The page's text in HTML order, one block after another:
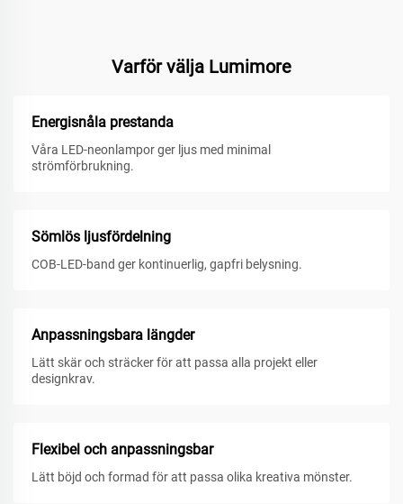
Varför välja Lumimore
Energisnåla prestanda
Våra LED-neonlampor ger ljus med minimal
strömförbrukning.
Sömlös ljusfördelning
COB-LED-band ger kontinuerlig, gapfri belysning.
Anpassningsbara längder
Lätt skär och sträcker för att passa alla projekt eller
designkrav.
Flexibel och anpassningsbar
Lätt böjd och formad för att passa olika kreativa mönster.